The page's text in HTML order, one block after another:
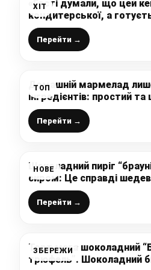
ХІТ
«Гості думали, що цей
кондитерської, а
дуже легко»: шоколадна
«багатим» смаком
Перейти →
ТОП
Домашній мармелад
інгредієнтів: простий
Перейти →
НОВЕ
Шоколадний пиріг
сиром: Це справді
Перейти →
ЗБЕРЕЖИ
Торт мега шоколадний
трюфель”. Шоколадний